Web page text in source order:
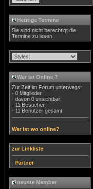
Heutige Termine
Sie sind nicht berechtigt die
Termine zu lesen.
Wer ist Online ?
Zur Zeit im Forum unterwegs:
- 0 Mitglieder
- davon 0 unsichtbar
- 11 Besucher
- 11 Benutzer gesamt
Wer ist wo online?
zur Linkliste
- Partner
neuste Member